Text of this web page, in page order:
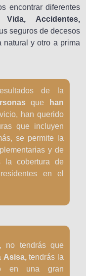
encontrar diferentes
Accidentes,
seguros de decesos
natural y otro a prima
de la
que
han
han querido
que incluyen
se permite la
y de
la cobertura de
en el
no tendrás que
Asisa,tendrás la
en una gran